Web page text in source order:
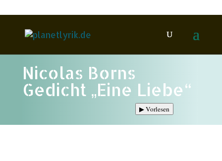
Nicolas Borns
Gedicht „Eine Liebe“
▶Vorlesen